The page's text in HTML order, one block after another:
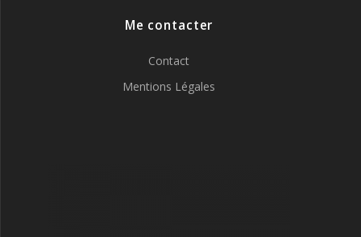
Me contacter
Contact
Mentions Légales